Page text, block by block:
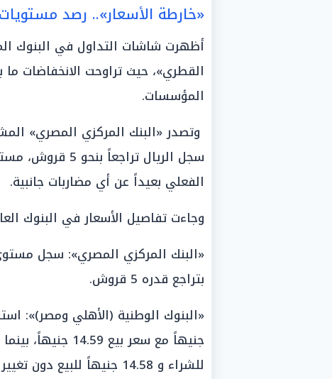
«خارطة الأسعار».. رصد
أظهرت شاشات التداول في البنوك
المؤسسات.
وتصدر «البنك المركزي المصري»
سجل الريال
الفعلي بعيداً عن أي مضاربات جانبية.
وجاءت تفاصيل الأسعار في البنوك
بتراجع قدره 5 قروش.
للشراء و 14.58 جنيهاً للبيع دون تغيير يذكر.